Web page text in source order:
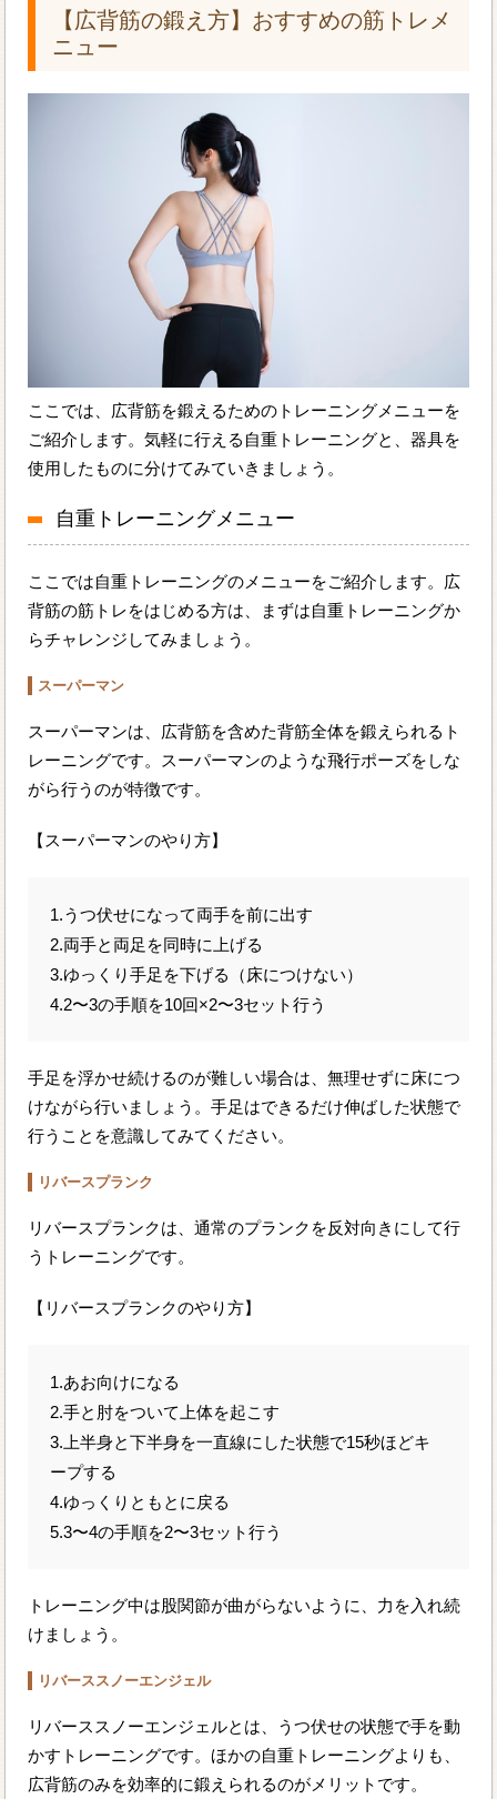
【広背筋の鍛え方】おすすめの筋トレメ
ニュー
ここでは、広背筋を鍛えるためのトレーニングメニューを
ご紹介します。気軽に行える自重トレーニングと、器具を
使用したものに分けてみていきましょう。
自重トレーニングメニュー
ここでは自重トレーニングのメニューをご紹介します。広
背筋の筋トレをはじめる方は、まずは自重トレーニングか
らチャレンジしてみましょう。
スーパーマン
スーパーマンは、広背筋を含めた背筋全体を鍛えられるト
レーニングです。スーパーマンのような飛行ポーズをしな
がら行うのが特徴です。
【スーパーマンのやり方】
1.うつ伏せになって両手を前に出す
2.両手と両足を同時に上げる
3.ゆっくり手足を下げる（床につけない）
4.2〜3の手順を10回×2〜3セット行う
手足を浮かせ続けるのが難しい場合は、無理せずに床につ
けながら行いましょう。手足はできるだけ伸ばした状態で
行うことを意識してみてください。
リバースプランク
リバースプランクは、通常のプランクを反対向きにして行
うトレーニングです。
【リバースプランクのやり方】
1.あお向けになる
2.手と肘をついて上体を起こす
3.上半身と下半身を一直線にした状態で15秒ほどキ
ープする
4.ゆっくりともとに戻る
5.3〜4の手順を2〜3セット行う
トレーニング中は股関節が曲がらないように、力を入れ続
けましょう。
リバーススノーエンジェル
リバーススノーエンジェルとは、うつ伏せの状態で手を動
かすトレーニングです。ほかの自重トレーニングよりも、
広背筋のみを効率的に鍛えられるのがメリットです。